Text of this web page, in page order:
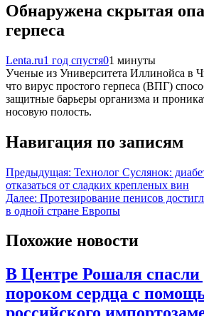
Обнаружена скрытая
герпеса
Lenta.ru1 год спустя01 минуты
Ученые из Университета Иллинойса в
что вирус простого герпеса (ВПГ)
защитные барьеры организма и
носовую полость.
Навигация по записям
Предыдущая: Технолог Суслянок:
отказаться от сладких крепленых вин
Далее: Протезирование пенисов
в одной стране Европы
Похожие новости
В Центре Рошаля спасли
пороком сердца с